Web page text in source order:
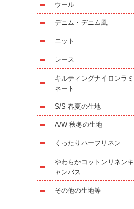
ウール
デニム・デニム風
ニット
レース
キルティングナイロンラミ
ネート
S/S 春夏の生地
A/W 秋冬の生地
くったりハーフリネン
やわらかコットンリネンキ
ャンバス
その他の生地等